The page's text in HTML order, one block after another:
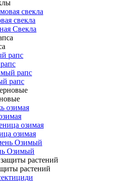
свекла
Свекла
рапс
озимая
Озимый
растений